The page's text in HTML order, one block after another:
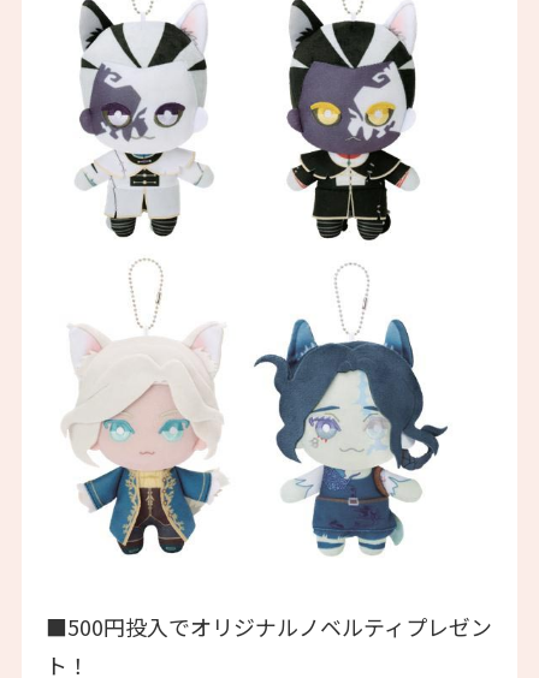
■500円投入でオリジナルノベルティプレゼン
ト！